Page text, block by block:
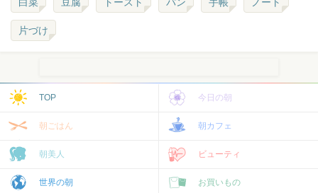
片づけ
TOP 今日の朝
朝ごはん 朝カフェ
朝美人 ビューティ
世界の朝 お買いもの